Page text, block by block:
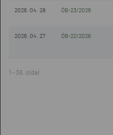
2026. 04. 28 ÖB-23/2026
2026. 04. 27 ÖB-22/2026
1 - 38. oldal